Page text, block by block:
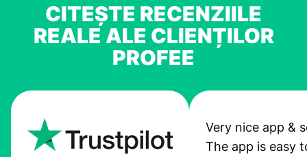
CITEȘTE RECENZIILE
REALE ALE CLIENȚILOR
PROFEE
Very nice app &
The app is easy